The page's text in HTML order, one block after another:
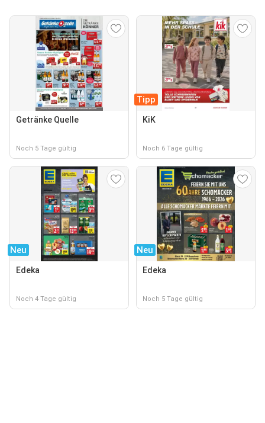
Getränke Quelle
Noch 5 Tage gültig
Tipp
KiK
Noch 6 Tage gültig
Neu
Edeka
Noch 4 Tage gültig
Neu
Edeka
Noch 5 Tage gültig